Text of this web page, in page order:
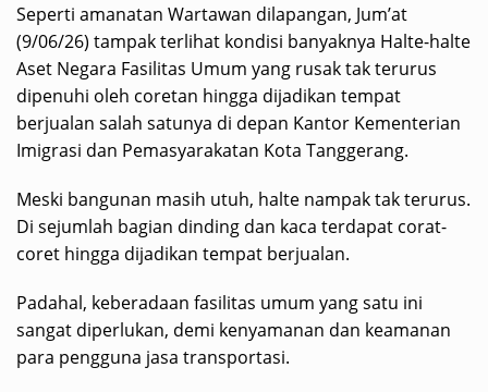
Seperti amanatan Wartawan dilapangan, Jum’at
(9/06/26) tampak terlihat kondisi banyaknya Halte-halte
Aset Negara Fasilitas Umum yang rusak tak terurus
dipenuhi oleh coretan hingga dijadikan tempat
berjualan salah satunya di depan Kantor Kementerian
Imigrasi dan Pemasyarakatan Kota Tanggerang.
Meski bangunan masih utuh, halte nampak tak terurus.
Di sejumlah bagian dinding dan kaca terdapat corat-
coret hingga dijadikan tempat berjualan.
Padahal, keberadaan fasilitas umum yang satu ini
sangat diperlukan, demi kenyamanan dan keamanan
para pengguna jasa transportasi.